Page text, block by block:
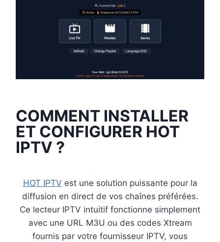
COMMENT INSTALLER
ET CONFIGURER HOT
IPTV ?
HOT IPTV est une solution puissante pour la
diffusion en direct de vos chaînes préférées.
Ce lecteur IPTV intuitif fonctionne simplement
avec une URL M3U ou des codes Xtream
fournis par votre fournisseur IPTV, vous